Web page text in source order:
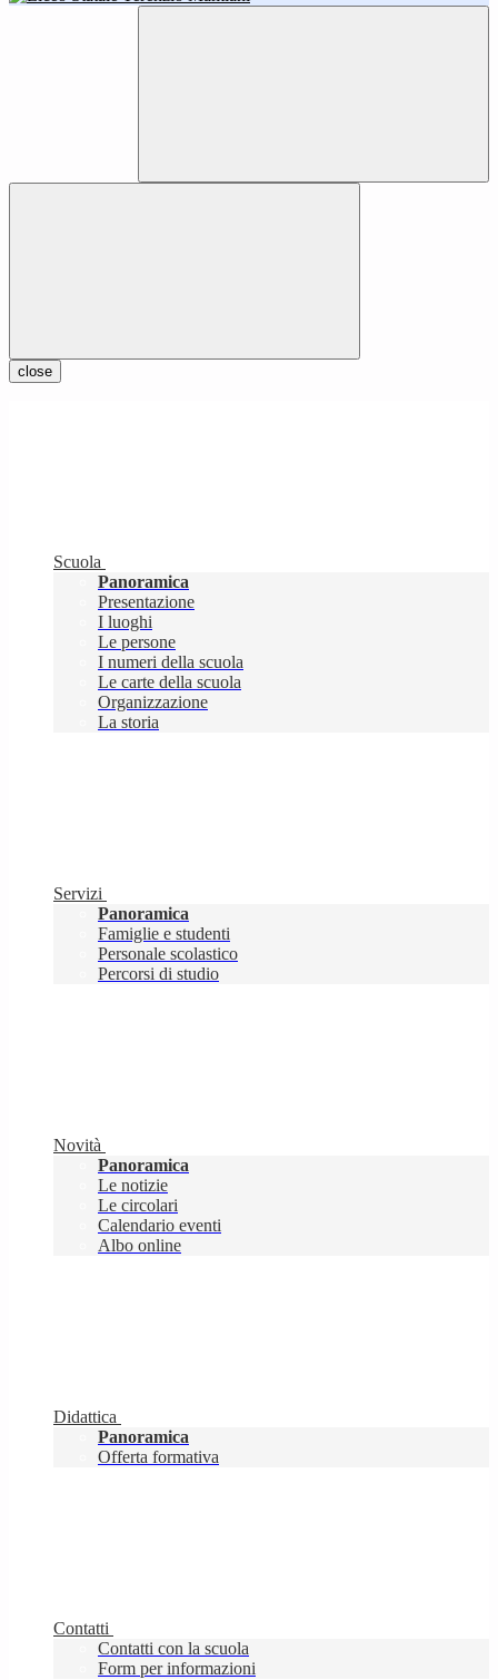
close
Scuola
Panoramica
Presentazione
I luoghi
Le persone
I numeri della scuola
Le carte della scuola
Organizzazione
La storia
Servizi
Panoramica
Famiglie e studenti
Personale scolastico
Percorsi di studio
Novità
Panoramica
Le notizie
Le circolari
Calendario eventi
Albo online
Didattica
Panoramica
Offerta formativa
Contatti
Contatti con la scuola
Form per informazioni